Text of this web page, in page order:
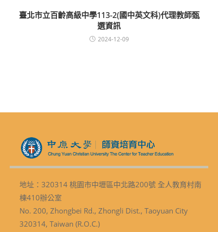
臺北市立百齡高級中學113-2(國中英文科)代理教師甄
選資訊
2024-12-09
地址：320314 桃園市中壢區中北路200號 全人教育村南
棟410辦公室
No. 200, Zhongbei Rd., Zhongli Dist., Taoyuan City
320314, Taiwan (R.O.C.)